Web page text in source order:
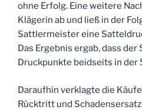
ohne Erfolg. Eine weitere
Klägerin ab und ließ in der
Sattlermeister eine
Das Ergebnis ergab, dass der
Druckpunkte beidseits in
Daraufhin verklagte die
Rücktritt und